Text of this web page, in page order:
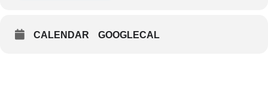
CALENDAR GOOGLECAL